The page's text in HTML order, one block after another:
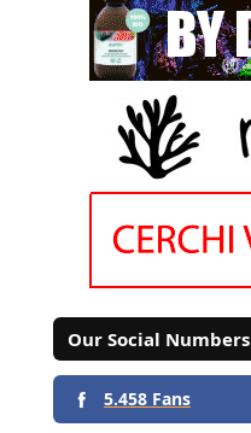
Our Social Numbers
5.458 Fans